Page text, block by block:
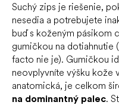
Suchý zips je riešenie,
nesedia a potrebujete
buď s koženým pásikom
gumičkou na dotiahnutie
facto nie je). Gumičkou
neovplyvníte výšku kože
anatomická, je celkom
na dominantný palec.